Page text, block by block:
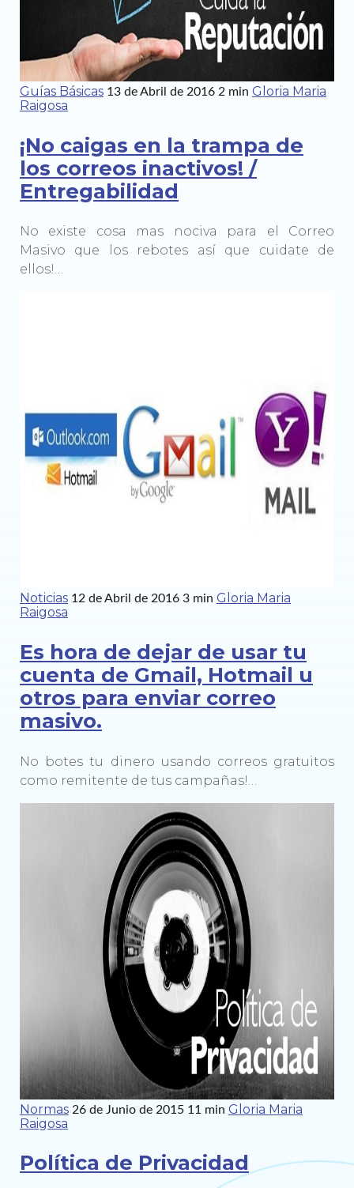
Guías Básicas 13 de Abril de 2016 2 min Gloria Maria
Raigosa
¡No caigas en la trampa de
los correos inactivos! /
Entregabilidad
No existe cosa mas nociva para el Correo
Masivo que los rebotes así que cuidate de
ellos!…
Noticias 12 de Abril de 2016 3 min Gloria Maria
Raigosa
Es hora de dejar de usar tu
cuenta de Gmail, Hotmail u
otros para enviar correo
masivo.
No botes tu dinero usando correos gratuitos
como remitente de tus campañas!…
Normas 26 de Junio de 2015 11 min Gloria Maria
Raigosa
Política de Privacidad